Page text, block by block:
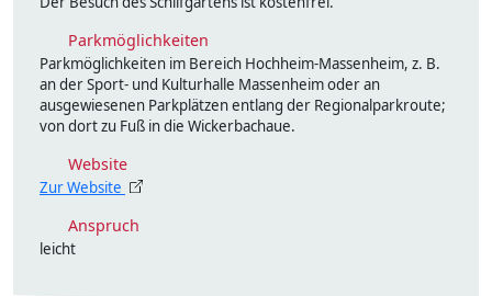
Parkmöglichkeiten
Parkmöglichkeiten im Bereich Hochheim-Massenheim, z. B.
an der Sport- und Kulturhalle Massenheim oder an
ausgewiesenen Parkplätzen entlang der Regionalparkroute;
von dort zu Fuß in die Wickerbachaue.
Website
Zur Website
Anspruch
leicht